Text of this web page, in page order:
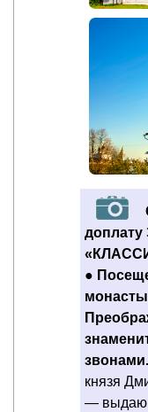
●
звонами.
князя
—